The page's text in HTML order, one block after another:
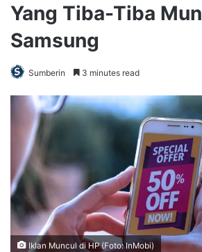
Yang Tiba-Tiba
Samsung
Sumberin 3 minutes read
Iklan Muncul di HP (Foto: InMobi)